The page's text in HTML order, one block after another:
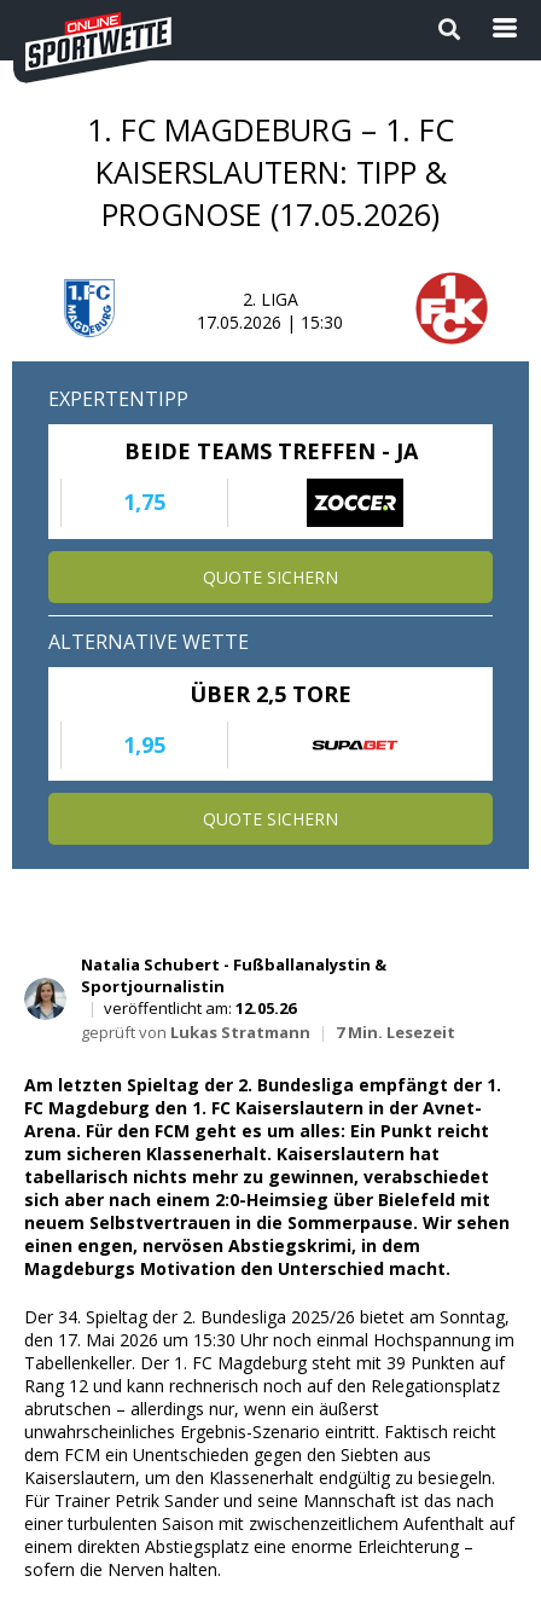
Die besten Wettanbieter 2024
Sportwetten ohne OASIS |
Neue Wettanbieter
Sportwetten Apps
Wett Tipps für Heute
1. FC MAGDEBURG – 1. FC
KAISERSLAUTERN: TIPP &
PROGNOSE (17.05.2026)
2. LIGA
17.05.2026 | 15:30
EXPERTENTIPP
BEIDE TEAMS TREFFEN - JA
1,75
QUOTE SICHERN
ALTERNATIVE WETTE
ÜBER 2,5 TORE
1,95
QUOTE SICHERN
Natalia Schubert - Fußballanalystin &
Sportjournalistin
| veröffentlicht am: 12.05.26
geprüft von Lukas Stratmann | 7 Min. Lesezeit
Am letzten Spieltag der 2. Bundesliga empfängt der 1.
FC Magdeburg den 1. FC Kaiserslautern in der Avnet-
Arena. Für den FCM geht es um alles: Ein Punkt reicht
zum sicheren Klassenerhalt. Kaiserslautern hat
tabellarisch nichts mehr zu gewinnen, verabschiedet
sich aber nach einem 2:0-Heimsieg über Bielefeld mit
neuem Selbstvertrauen in die Sommerpause. Wir sehen
einen engen, nervösen Abstiegskrimi, in dem
Magdeburgs Motivation den Unterschied macht.
Der 34. Spieltag der 2. Bundesliga 2025/26 bietet am Sonntag,
den 17. Mai 2026 um 15:30 Uhr noch einmal Hochspannung im
Tabellenkeller. Der 1. FC Magdeburg steht mit 39 Punkten auf
Rang 12 und kann rechnerisch noch auf den Relegationsplatz
abrutschen – allerdings nur, wenn ein äußerst
unwahrscheinliches Ergebnis-Szenario eintritt. Faktisch reicht
dem FCM ein Unentschieden gegen den Siebten aus
Kaiserslautern, um den Klassenerhalt endgültig zu besiegeln.
Für Trainer Petrik Sander und seine Mannschaft ist das nach
einer turbulenten Saison mit zwischenzeitlichem Aufenthalt auf
einem direkten Abstiegsplatz eine enorme Erleichterung –
sofern die Nerven halten.